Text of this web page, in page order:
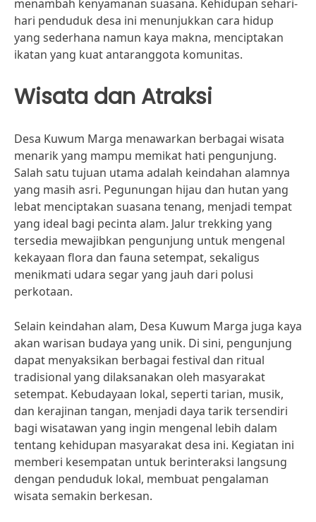
menambah kenyamanan suasana. Kehidupan sehari-
hari penduduk desa ini menunjukkan cara hidup
yang sederhana namun kaya makna, menciptakan
ikatan yang kuat antaranggota komunitas.
Wisata dan Atraksi
Desa Kuwum Marga menawarkan berbagai wisata
menarik yang mampu memikat hati pengunjung.
Salah satu tujuan utama adalah keindahan alamnya
yang masih asri. Pegunungan hijau dan hutan yang
lebat menciptakan suasana tenang, menjadi tempat
yang ideal bagi pecinta alam. Jalur trekking yang
tersedia mewajibkan pengunjung untuk mengenal
kekayaan flora dan fauna setempat, sekaligus
menikmati udara segar yang jauh dari polusi
perkotaan.
Selain keindahan alam, Desa Kuwum Marga juga kaya
akan warisan budaya yang unik. Di sini, pengunjung
dapat menyaksikan berbagai festival dan ritual
tradisional yang dilaksanakan oleh masyarakat
setempat. Kebudayaan lokal, seperti tarian, musik,
dan kerajinan tangan, menjadi daya tarik tersendiri
bagi wisatawan yang ingin mengenal lebih dalam
tentang kehidupan masyarakat desa ini. Kegiatan ini
memberi kesempatan untuk berinteraksi langsung
dengan penduduk lokal, membuat pengalaman
wisata semakin berkesan.